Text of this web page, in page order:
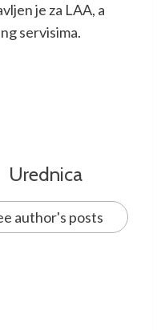
je za LAA, a
servisima.
Urednica
author's posts